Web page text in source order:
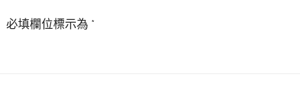
必填欄位標示為 *